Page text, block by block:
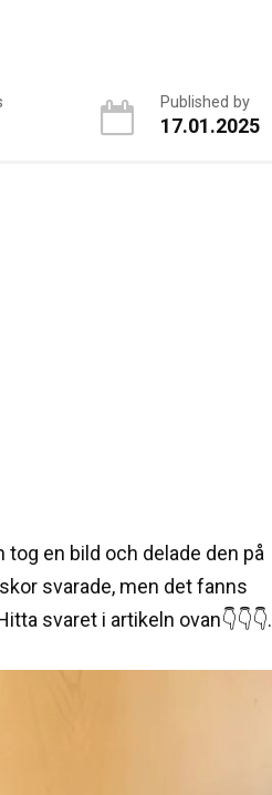
Published by
17.01.2025
en bild och delade den på
svarade, men det fanns
svaret i artikeln ovan👇👇👇.